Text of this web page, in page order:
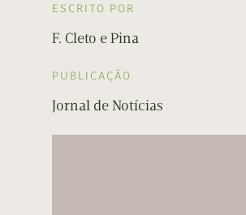
ESCRITO POR
F. Cleto e Pina
PUBLICAÇÃO
Jornal de Notícias